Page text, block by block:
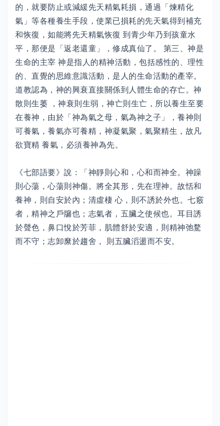
的，就要防止或減緩先天精氣耗損，通過「煉精化
氣」等各種養生手段，使業已損耗的先天氣得到補充
和恢復，如能將先天精氣恢復 到青少年乃到孩童水
平，那便是「返老還童」，修成真仙了。 第三、神是
生命的主宰 神是指人的精神活動，包括感性的、理性
的、直覺的思維意識活動，是人的生命活動的產宰。
道教認為，神的興衰直接關係到人體生命的存亡。神
散則生萎 ，神衰則生弱，神亡則生亡，所以養生至要
在養神，由於「神為氣之母，氣為神之子」，養神則
可養氣，養氣亦可養精，神凝氣聚，氣聚精生，故凡
欲寶精 養氣，必須養神為先。
《七部語要》說：「神靜則心和，心和而神全。神躁
則心蕩，心蕩則神傷。將全其形，先在理神。故恬和
養神，則自安於內；清虛棲 心，則不誘於外也。七竅
者，精神之戶牖也；志氣者，五臟之使候也。耳目誘
於聲色，鼻口悅於芳菲，肌體舒於安適，則精神弛騖
而不守；志卸縻於趨舍， 則五臟滔盪而不安。